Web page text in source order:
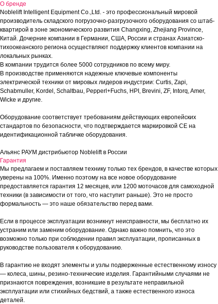
О бренде
Noblelift Intelligent Equipment Co.,Ltd. - это профессиональный мировой
производитель складского погрузочно-разгрузочного оборудования со штаб-
квартирой в зоне экономического развития Changxing, Zhejiang Province,
Китай. Дочерние компании в Германии, США, России и странах Азиатско-
тихоокеанского региона осуществляют поддержку клиентов компании на
локальных рынках.
В компании трудится более 5000 сотрудников по всему миру.
В производстве применяются надежные ключевые компоненты
электрической техники от мировых лидеров индустрии: Curtis, Zapi,
Schabmuller, Kordel, Schaltbau, Pepperl+Fuchs, HPI, Brevini, ZF, Intorq, Amer,
Wicke и другие.
Оборудование соответствует требованиям действующих европейских
стандартов по безопасности, что подтверждается маркировкой СЕ на
идентификационной табличке оборудования.
Альянс РАУМ дистрибьютор Noblelift в России
Гарантия
Мы предлагаем и поставляем технику только тех брендов, в качестве которых
уверены на 100%. Именно поэтому на все новое оборудование
предоставляется гарантия 12 месяцев, или 1200 моточасов для самоходной
техники (в зависимости от того, что наступит раньше). Это не просто
формальность — это наше обязательство перед вами.
Если в процессе эксплуатации возникнут неисправности, мы бесплатно их
устраним или заменим оборудование. Однако важно помнить, что это
возможно только при соблюдении правил эксплуатации, прописанных в
руководстве пользователя к оборудованию.
В гарантию не входят элементы и узлы подверженные естественному износу
— колеса, шины, резино-технические изделия. Гарантийными случаями не
признаются повреждения, возникшие в результате неправильной
эксплуатации или стихийных бедствий, а также естественного износа
деталей.